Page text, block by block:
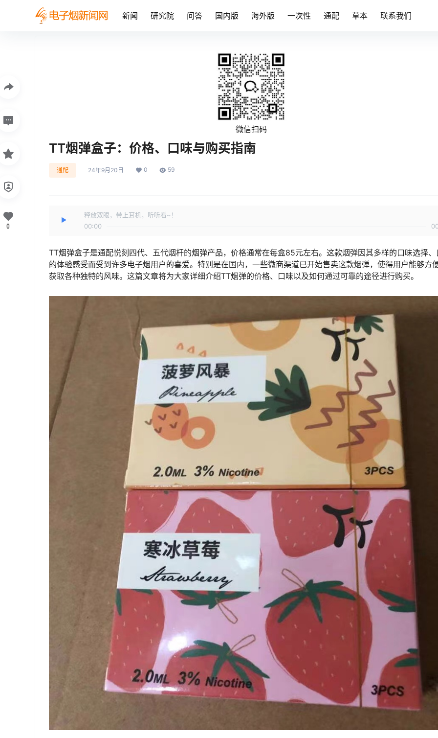
新闻 研究院 问答 国内版 海外版 一次性 通配 草本 联系我们
微信扫码
TT烟弹盒子：价格、口味与购买指南
通配 24年9月20日 0 59
释放双眼，带上耳机，听听看~！
00:00
TT烟弹盒子是通配悦刻四代、五代烟杆的烟弹产品，价格通常在每盒85元左右。这款烟弹因其多样的口味选择、
的体验感受而受到许多电子烟用户的喜爱。特别是在国内，一些微商渠道已开始售卖这款烟弹，使得用户能够方
获取各种独特的风味。这篇文章将为大家详细介绍TT烟弹的价格、口味以及如何通过可靠的途径进行购买。
0